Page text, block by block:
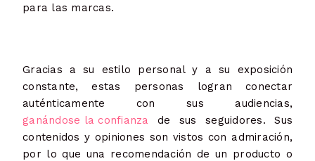
para las marcas.
Gracias a su estilo personal y a su exposición
constante, estas personas logran conectar
auténticamente con sus audiencias,
ganándose la confianza de sus seguidores. Sus
contenidos y opiniones son vistos con admiración,
por lo que una recomendación de un producto o